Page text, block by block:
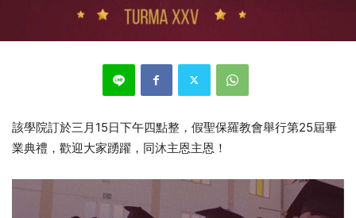
該學院訂於三月15日下午四點整，假聖保羅教會舉行第25屆畢
業典禮，歡迎大家踴躍，同沐主恩主恩！